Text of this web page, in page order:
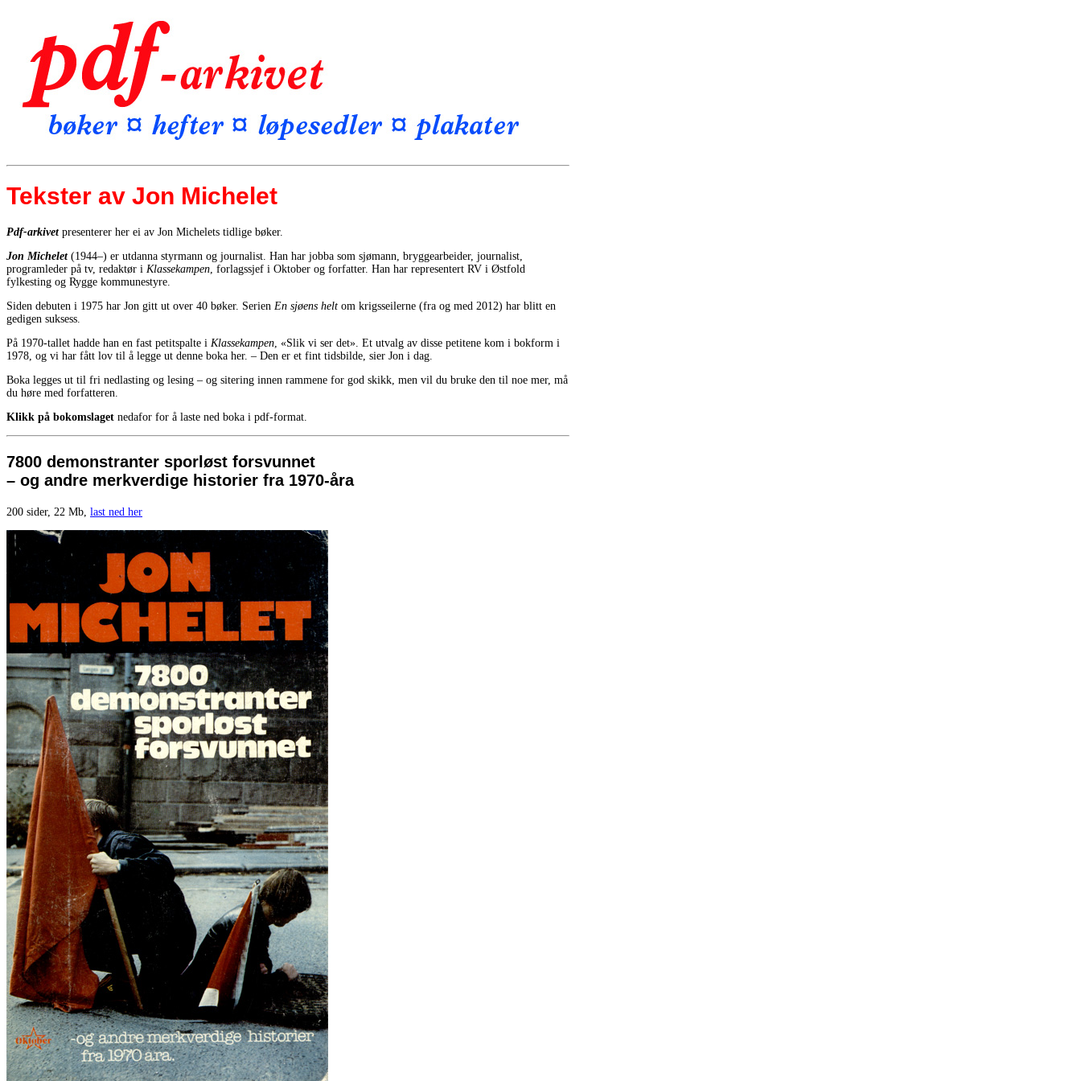
Tekster av Jon Michelet
Pdf-arkivetpresenterer her ei av Jon Michelets tidlige bøker.
Jon Michelet(1944–) er utdanna styrmann og journalist. Han har jobba som sjømann, bryggearbeider, journalist,
programleder på tv, redaktør i Klassekampen, forlagssjef i Oktober og forfatter. Han har representert RV i Østfold
fylkesting og Rygge kommunestyre.
Siden debuten i 1975 har Jon gitt ut over 40 bøker. Serien En sjøens helt om krigsseilerne (fra og med 2012) har blitt en
gedigen suksess.
På 1970-tallet hadde han en fast petitspalte i Klassekampen, «Slik vi ser det». Et utvalg av disse petitene kom i bokform i
1978, og vi har fått lov til å legge ut denne boka her. – Den er et fint tidsbilde, sier Jon i dag.
Boka legges ut til fri nedlasting og lesing – og sitering innen rammene for god skikk, men vil du bruke den til noe mer, må
du høre med forfatteren.
Klikk på bokomslaget nedafor for å laste ned boka i pdf-format.
7800 demonstranter sporløst forsvunnet
– og andre merkverdige historier fra 1970-åra
200 sider, 22 Mb, last ned her